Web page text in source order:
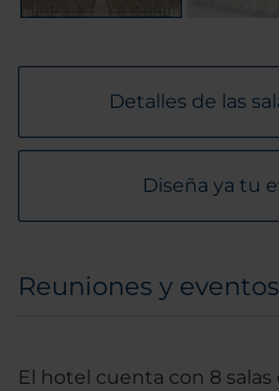
Detalles de las
Diseña ya tu
Reuniones y eventos
El hotel cuenta con 8